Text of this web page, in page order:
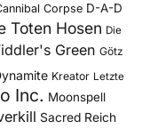
Corpse D-A-D
Toten Hosen Die
Green Götz
Kreator Letzte
Inc. Moonspell
Sacred Reich